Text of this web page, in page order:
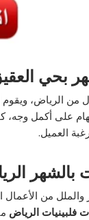
بحي
الرياض،
على أكمل
العميل.
بالشهر
من الأعمال
فلبينيات الرياض